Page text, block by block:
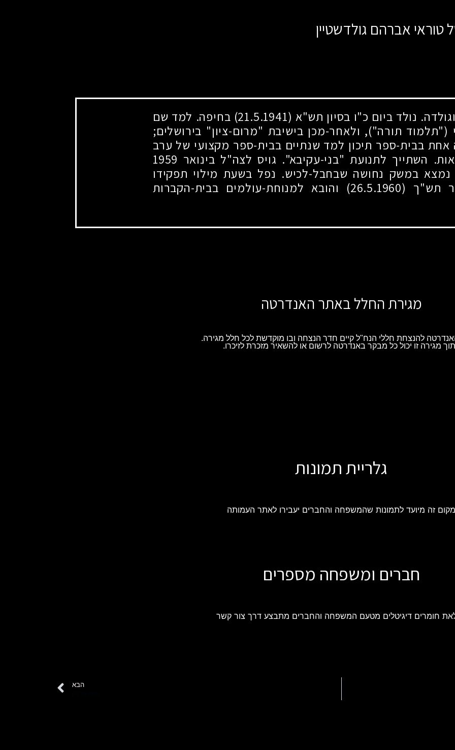
טוראי אברהם גולדשטיין
נולד ביום כ"ו בסיון תש"א (21.5.1941)
בחיפה. למד שם
("תלמוד תורה"), ולאחר-מכן בישיבת "מרום-ציון" בירושלים;
בבית-ספר תיכון למד שנתיים בבית-ספר מקצועי של ערב
השתייך לתנועת "בני-עקיבא". גויס לצה"ל בינואר 1959
במשק נחושה שבחבל-לכיש. נפל בשעת מילוי תפקידו
תש"ך (26.5.1960) והובא למנוחת-עולמים בבית-הקברות
מגירת החלל באתר האנדרטה
להנצחת חללי הנח"ל קיים חדר הנצחה ובו מוקדשת לכל חלל מגירה.
מגירה זו יכול כל מבקר באנדרטה לרשום או להשאיר מזכרת לזיכרו.
גלריית תמונות
מקום זה מיועד לתמונות שהמשפחה והחברים יעבירו לאתר העמותה
חברים ומשפחה מספרים
חומרים דיגיטלים מטעם המשפחה והחברים מתבצע דרך צור קשר
הבא